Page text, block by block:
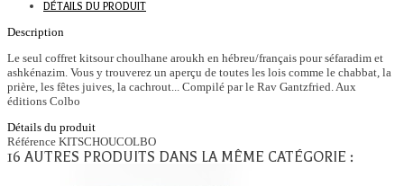
DÉTAILS DU PRODUIT
Description
Le seul coffret kitsour choulhane aroukh en hébreu/français pour séfaradim et
ashkénazim. Vous y trouverez un aperçu de toutes les lois comme le chabbat, la
prière, les fêtes juives, la cachrout... Compilé par le Rav Gantzfried. Aux
éditions Colbo
Détails du produit
Référence KITSCHOUCOLBO
16 AUTRES PRODUITS DANS LA MÊME CATÉGORIE :